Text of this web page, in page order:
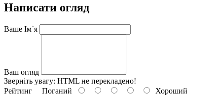
Написати огляд
Ваше Ім`я
Ваш огляд
Зверніть увагу: HTML не перекладено!
Рейтинг Поганий Хороший